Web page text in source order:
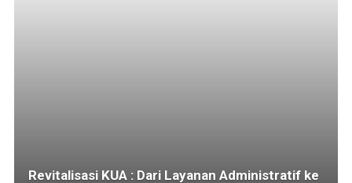
Revitalisasi KUA : Dari Layanan Administratif ke